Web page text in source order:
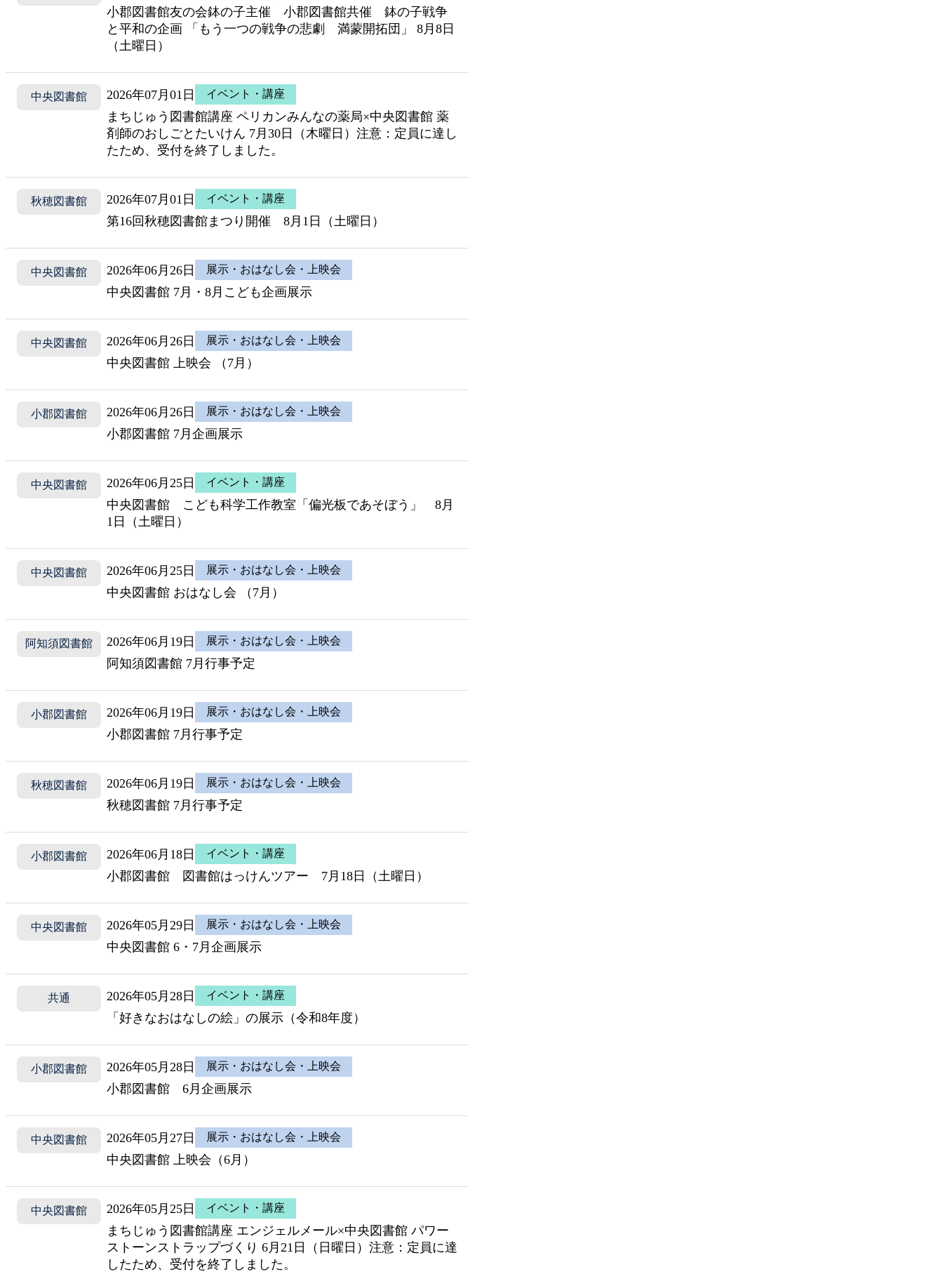
小郡図書館友の会鉢の子主催 小郡図書館共催 鉢の子戦争
と平和の企画 「もう一つの戦争の悲劇 満蒙開拓団」 8月8日
（土曜日）
中央図書館 2026年07月01日 イベント・講座
まちじゅう図書館講座 ペリカンみんなの薬局×中央図書館 薬
剤師のおしごとたいけん 7月30日（木曜日）注意：定員に達し
たため、受付を終了しました。
秋穂図書館 2026年07月01日 イベント・講座
第16回秋穂図書館まつり開催 8月1日（土曜日）
中央図書館 2026年06月26日 展示・おはなし会・上映会
中央図書館 7月・8月こども企画展示
中央図書館 2026年06月26日 展示・おはなし会・上映会
中央図書館 上映会 （7月）
小郡図書館 2026年06月26日 展示・おはなし会・上映会
小郡図書館 7月企画展示
中央図書館 2026年06月25日 イベント・講座
中央図書館 こども科学工作教室「偏光板であそぼう」 8月
1日（土曜日）
中央図書館 2026年06月25日 展示・おはなし会・上映会
中央図書館 おはなし会 （7月）
阿知須図書館 2026年06月19日 展示・おはなし会・上映会
阿知須図書館 7月行事予定
小郡図書館 2026年06月19日 展示・おはなし会・上映会
小郡図書館 7月行事予定
秋穂図書館 2026年06月19日 展示・おはなし会・上映会
秋穂図書館 7月行事予定
小郡図書館 2026年06月18日 イベント・講座
小郡図書館 図書館はっけんツアー 7月18日（土曜日）
中央図書館 2026年05月29日 展示・おはなし会・上映会
中央図書館 6・7月企画展示
共通 2026年05月28日 イベント・講座
「好きなおはなしの絵」の展示（令和8年度）
小郡図書館 2026年05月28日 展示・おはなし会・上映会
小郡図書館 6月企画展示
中央図書館 2026年05月27日 展示・おはなし会・上映会
中央図書館 上映会（6月）
中央図書館 2026年05月25日 イベント・講座
まちじゅう図書館講座 エンジェルメール×中央図書館 パワー
ストーンストラップづくり 6月21日（日曜日）注意：定員に達
したため、受付を終了しました。